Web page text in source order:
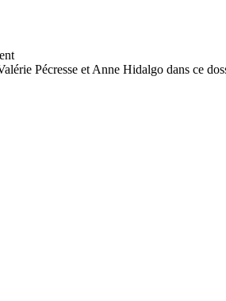
Pécresse et Anne Hidalgo dans ce